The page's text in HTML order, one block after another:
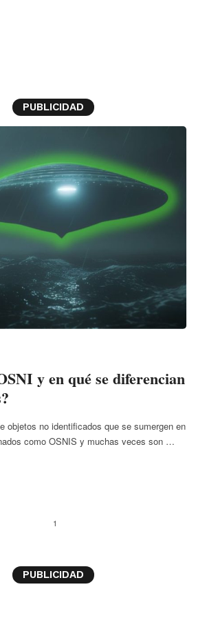
PUBLICIDAD
y en qué se diferencian
objetos no identificados que se sumergen en
como OSNIS y muchas veces son …
1
PUBLICIDAD